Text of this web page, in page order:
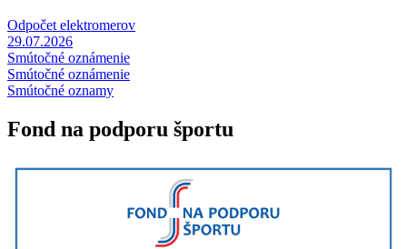
Odpočet elektromerov
29.07.2026
Smútočné oznámenie
Smútočné oznámenie
Smútočné oznamy
Fond na podporu športu